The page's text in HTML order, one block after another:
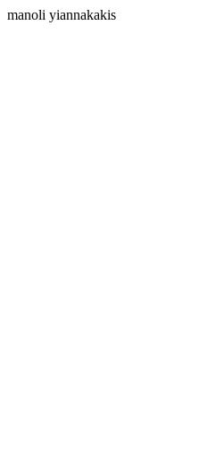
manoli yiannakakis